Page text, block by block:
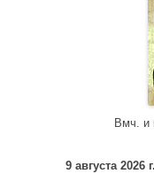
Вмч. и
9 августа 2026